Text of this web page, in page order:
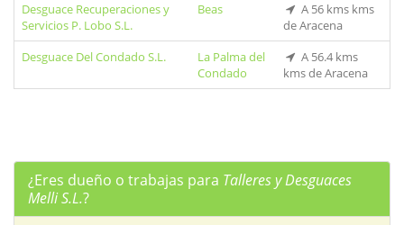
Desguace Recuperaciones y
Servicios P. Lobo S.L.
Beas
A 56 kms kms
de Aracena
Desguace Del Condado S.L.
La Palma del
Condado
A 56.4 kms
kms de Aracena
¿Eres dueño o trabajas para Talleres y Desguaces
Melli S.L.?